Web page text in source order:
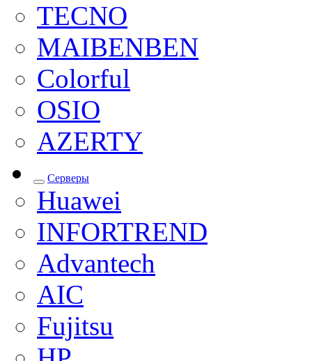
TECNO
MAIBENBEN
Colorful
OSIO
AZERTY
Серверы
Huawei
INFORTREND
Advantech
AIC
Fujitsu